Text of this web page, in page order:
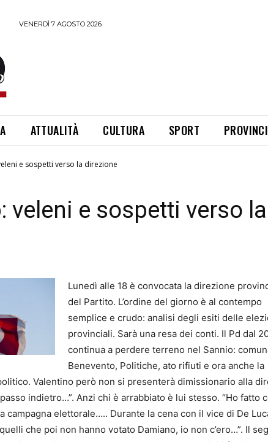
VENERDÌ 7 AGOSTO 2026
ATTUALITÀ CULTURA SPORT
e sospetti verso la direzione
veleni e sospetti verso la
Lunedì alle 18 è convocata la direzione
del Partito. L’ordine del giorno è al contempo
semplice e crudo: analisi degli esiti delle
provinciali. Sarà una resa dei conti. Il Pd dal
continua a perdere terreno nel Sannio:
Benevento, Politiche, ato rifiuti e ora anche la
Valentino però non si presenterà dimissionario alla
indietro…”. Anzi chi è arrabbiato è lui stesso. “Ho fatto
campagna elettorale….. Durante la cena con il vice di De
che poi non hanno votato Damiano, io non c’ero…”. Il